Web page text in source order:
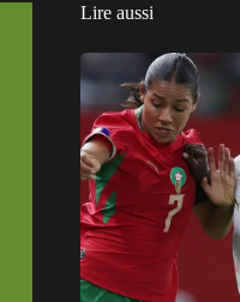
Lire aussi